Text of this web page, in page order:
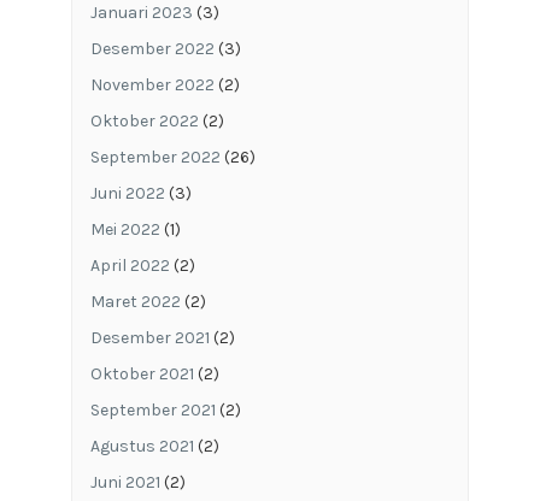
Januari 2023 (3)
Desember 2022 (3)
November 2022 (2)
Oktober 2022 (2)
September 2022 (26)
Juni 2022 (3)
Mei 2022 (1)
April 2022 (2)
Maret 2022 (2)
Desember 2021 (2)
Oktober 2021 (2)
September 2021 (2)
Agustus 2021 (2)
Juni 2021 (2)